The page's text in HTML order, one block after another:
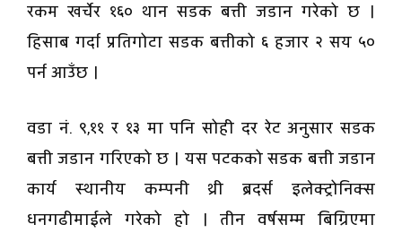
रकम खर्चेर १६० थान सडक बत्ती जडान गरेको छ ।
हिसाब गर्दा प्रतिगोटा सडक बत्तीको ६ हजार २ सय ५०
पर्न आउँछ ।
वडा नं. ९,११ र १३ मा पनि सोही दर रेट अनुसार सडक
बत्ती जडान गरिएको छ । यस पटकको सडक बत्ती जडान
कार्य स्थानीय कम्पनी थ्री ब्रदर्स इलेक्ट्रोनिक्स
धनगढीमाईले गरेको हो । तीन वर्षसम्म बिग्रिएमा